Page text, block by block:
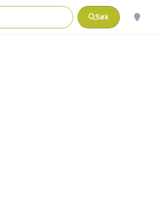
Søk